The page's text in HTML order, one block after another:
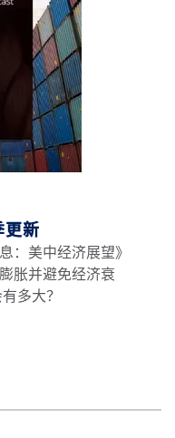
更新
：美中经济展望》
胀并避免经济衰
多大？
经济报告秋季更新 *